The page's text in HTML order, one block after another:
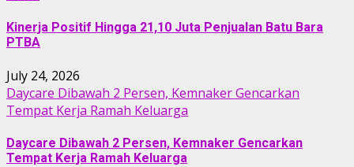
Kinerja Positif Hingga 21,10 Juta Penjualan Batu Bara
PTBA
July 24, 2026
Daycare Dibawah 2 Persen, Kemnaker Gencarkan
Tempat Kerja Ramah Keluarga
Daycare Dibawah 2 Persen, Kemnaker Gencarkan
Tempat Kerja Ramah Keluarga